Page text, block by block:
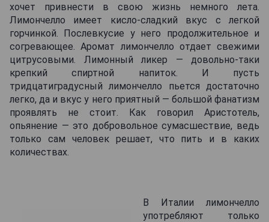
хочет привнести в свою жизнь немного лета.
Лимончелло имеет кисло-сладкий вкус с легкой
горчинкой. Послевкусие у него продолжительное и
согревающее. Аромат лимончелло отдает свежими
цитрусовыми. Лимонный ликер — довольно-таки
крепкий спиртной напиток. И пусть
тридцатиградусный лимончелло пьется достаточно
легко, да и вкус у него приятный — большой фанатизм
проявлять не стоит. Как говорил Аристотель,
опьянение — это добровольное сумасшествие, ведь
только сам человек решает, что пить и в каких
количествах.
В Италии лимончелло
употребляют только